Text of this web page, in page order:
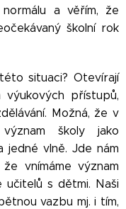
a věřím, že
školní rok
situaci? Otevírají
přístupů,
Možná, že v
školy jako
jedné vlně. Jde nám
vnímáme význam
učitelů s dětmi. Naši
vazbu mj. i tím,